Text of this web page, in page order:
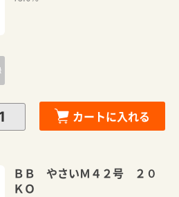
カートに入れる
ＢＢ やさいＭ４２号 ２０
ＫＯ